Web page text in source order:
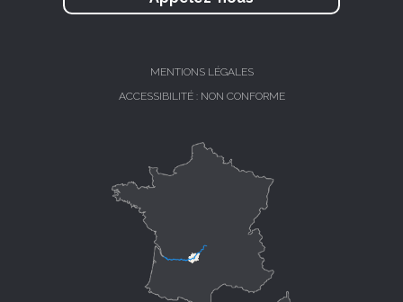
MENTIONS LÉGALES
ACCESSIBILITÉ : NON CONFORME